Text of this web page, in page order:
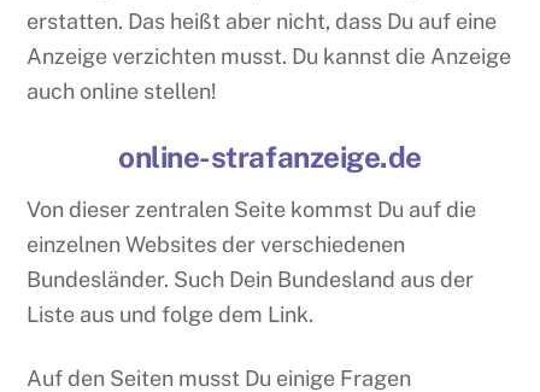
erstatten. Das heißt aber nicht, dass Du auf eine
Anzeige verzichten musst. Du kannst die Anzeige
auch online stellen!
online-strafanzeige.de
Von dieser zentralen Seite kommst Du auf die
einzelnen Websites der verschiedenen
Bundesländer. Such Dein Bundesland aus der
Liste aus und folge dem Link.
Auf den Seiten musst Du einige Fragen